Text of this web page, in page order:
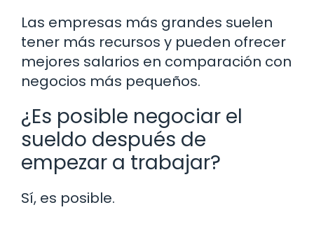
Las empresas más grandes suelen
tener más recursos y pueden ofrecer
mejores salarios en comparación con
negocios más pequeños.
¿Es posible negociar el
sueldo después de
empezar a trabajar?
Sí, es posible.